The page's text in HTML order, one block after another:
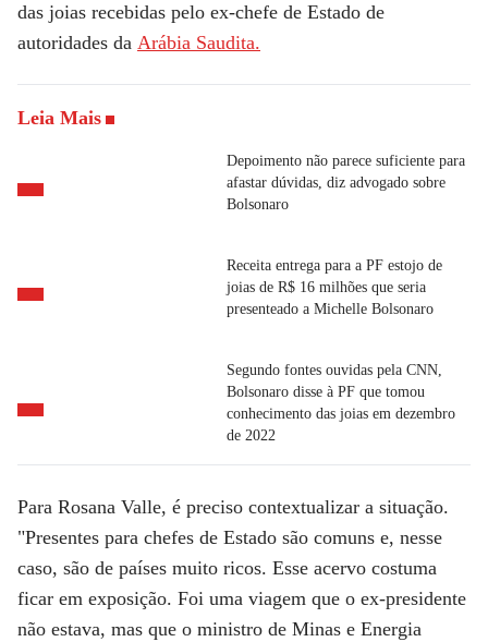
das joias recebidas pelo ex-chefe de Estado de
autoridades da Arábia Saudita.
Leia Mais
Depoimento não parece suficiente para
afastar dúvidas, diz advogado sobre
Bolsonaro
Receita entrega para a PF estojo de
joias de R$ 16 milhões que seria
presenteado a Michelle Bolsonaro
Segundo fontes ouvidas pela CNN,
Bolsonaro disse à PF que tomou
conhecimento das joias em dezembro
de 2022
Para Rosana Valle, é preciso contextualizar a situação.
"Presentes para chefes de Estado são comuns e, nesse
caso, são de países muito ricos. Esse acervo costuma
ficar em exposição. Foi uma viagem que o ex-presidente
não estava, mas que o ministro de Minas e Energia